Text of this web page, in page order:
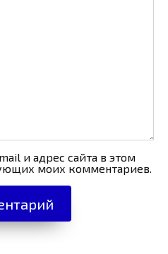
и адрес сайта в этом
моих комментариев.